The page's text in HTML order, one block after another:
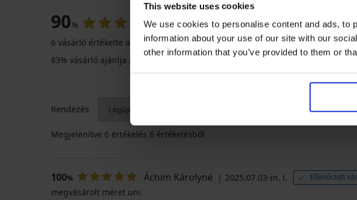
This website uses cookies
We use cookies to personalise content and ads, to
information about your use of our site with our
other information that you’ve provided to them or
90%
6 vásárló értékelte a terméket
83% vásárló ajánlja a terméket
Rendezés
Megjelenítve 6 értékelés 6 értékelésből
100% Áchim Károlyné 2025.07.03-in. l. Ellenőrzött
megvásárolt méret uni